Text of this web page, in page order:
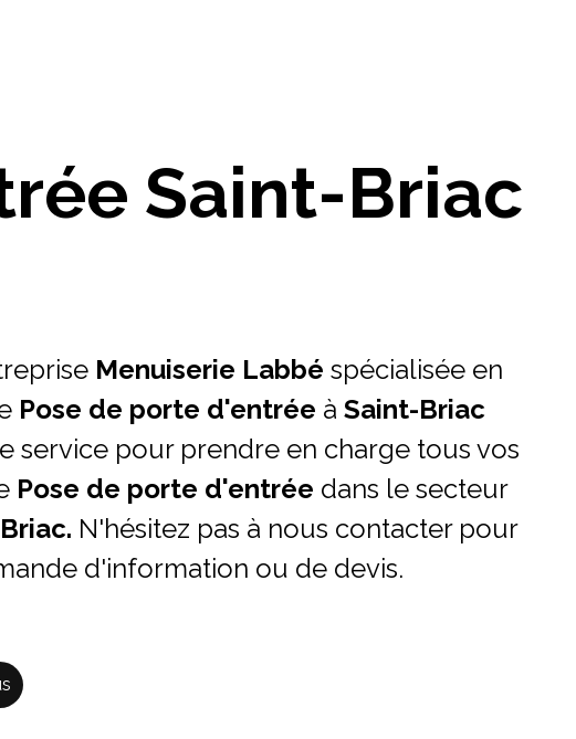
Saint-Briac
Menuiserie Labbé spécialisée en
Pose de porte d'entrée à Saint-Briac
service pour prendre en charge tous vos
Pose de porte d'entrée dans le secteur
N'hésitez pas à nous contacter pour
d'information ou de devis.